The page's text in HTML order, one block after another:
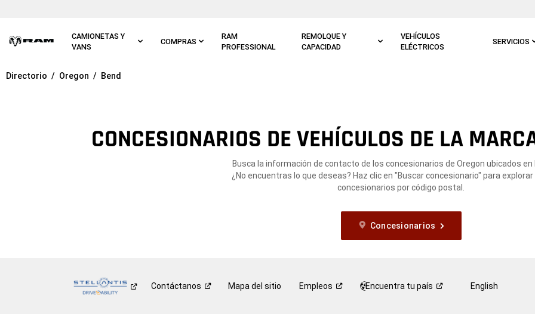
CAMIONETAS Y
VANS
COMPRAS
RAM
PROFESSIONAL
REMOLQUE Y
CAPACIDAD
VEHÍCULOS
ELÉCTRICOS
SERVICIOS
Ir a
Directorio Oregon Bend
CONCESIONARIOS DE VEHÍCULOS DE LA
Busca la información de contacto de los concesionarios de Oregon ubicados en
¿No encuentras lo que deseas? Haz clic en "Buscar concesionario" para
concesionarios por código postal.
Concesionarios
Contáctanos Mapa del sitio Empleos Encuentra tu país English